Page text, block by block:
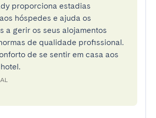
proporciona estadias
hóspedes e ajuda os
a gerir os seus alojamentos
de qualidade profissional.
de se sentir em casa aos